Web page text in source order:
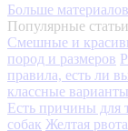
Больше материалов
Популярные статьи
Смешные и
пород и размеров
правила, есть ли
классные варианты
Есть причины для
собак Желтая